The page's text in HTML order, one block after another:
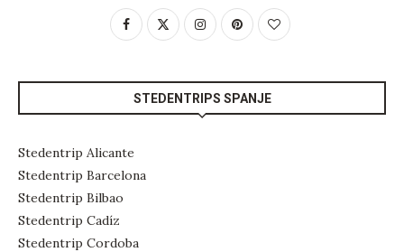
STEDENTRIPS SPANJE
Stedentrip Alicante
Stedentrip Barcelona
Stedentrip Bilbao
Stedentrip Cadíz
Stedentrip Cordoba